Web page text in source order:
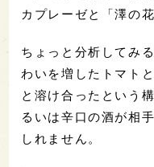
カプレーゼと「澤の花
ちょっと分析してみ
わいを増したトマト
と溶け合ったという
るいは辛口の酒が相
しれません。